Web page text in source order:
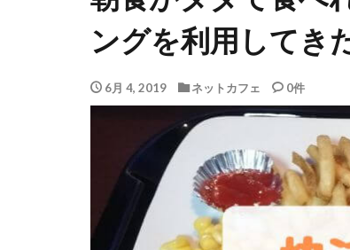
ングを利用してき
6月 4, 2019 ネットカフェ 0件